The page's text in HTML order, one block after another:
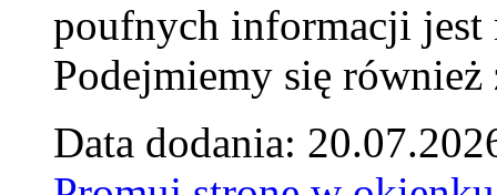
poufnych informacji jest
Podejmiemy się
Data dodania: